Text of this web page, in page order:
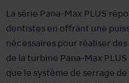
La série Pana-Max PLUS
dentistes en offrant une
nécessaires pour réaliser
de la turbine Pana-Max
que le système de serrage